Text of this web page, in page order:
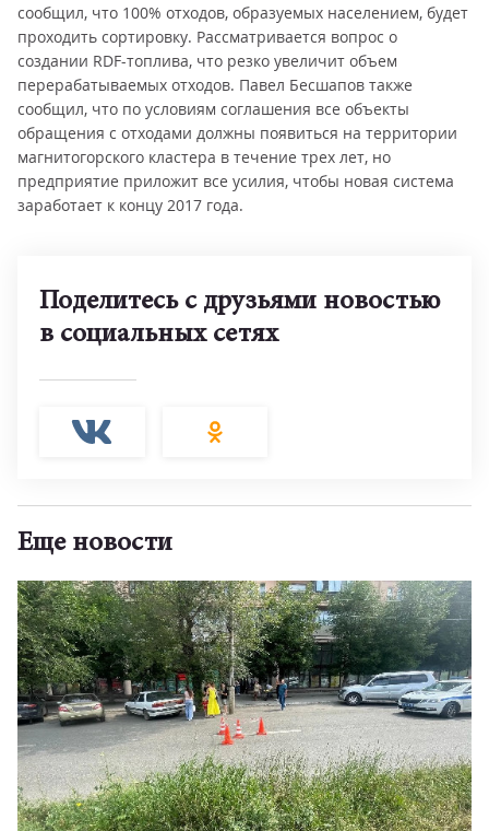
сообщил, что 100% отходов, образуемых населением, будет
проходить сортировку. Рассматривается вопрос о
создании RDF-топлива, что резко увеличит объем
перерабатываемых отходов. Павел Бесшапов также
сообщил, что по условиям соглашения все объекты
обращения с отходами должны появиться на территории
магнитогорского кластера в течение трех лет, но
предприятие приложит все усилия, чтобы новая система
заработает к концу 2017 года.
Поделитесь с друзьями новостью
в социальных сетях
Еще новости